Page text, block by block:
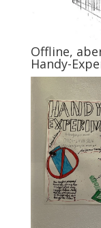
Offline,
Handy-